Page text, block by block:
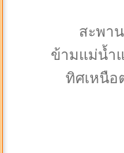
สะพา
ข้ามแม่น้ำ
ทิศเหนือ